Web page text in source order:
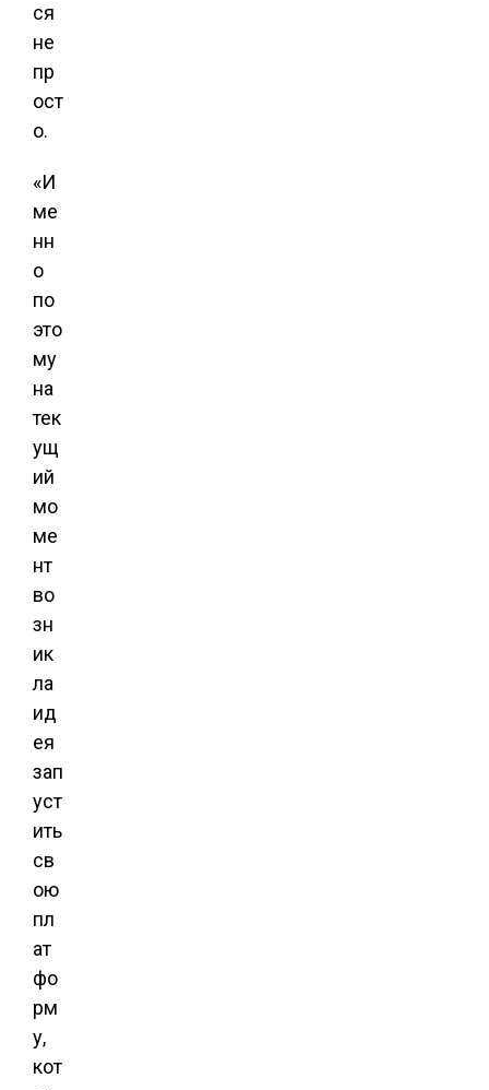
ся
не
пр
ост
о.
«И
ме
нн
о
по
это
му
на
тек
ущ
ий
мо
ме
нт
во
зн
ик
ла
ид
ея
зап
уст
ить
св
ою
пл
ат
фо
рм
у,
кот